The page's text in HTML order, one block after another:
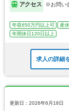
アクセス ※お問い
年収650万円以上可 産
年間休日120日以上
求人の詳細
更新日：2026年6月18日